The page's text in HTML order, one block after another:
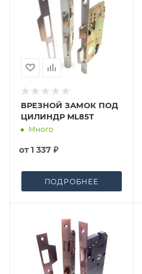
ВРЕЗНОЙ ЗАМОК ПОД
ЦИЛИНДР ML85T
Много
от1 337 ₽
ПОДРОБНЕЕ